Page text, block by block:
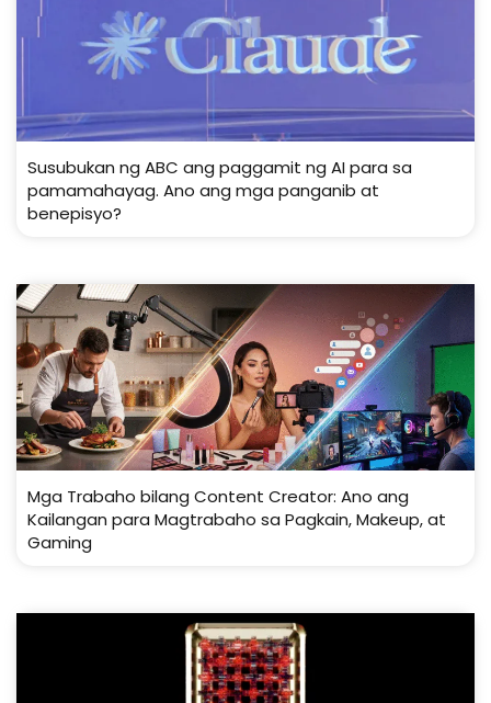
Susubukan ng ABC ang paggamit ng AI para sa
pamamahayag. Ano ang mga panganib at
benepisyo?
Mga Trabaho bilang Content Creator: Ano ang
Kailangan para Magtrabaho sa Pagkain, Makeup, at
Gaming